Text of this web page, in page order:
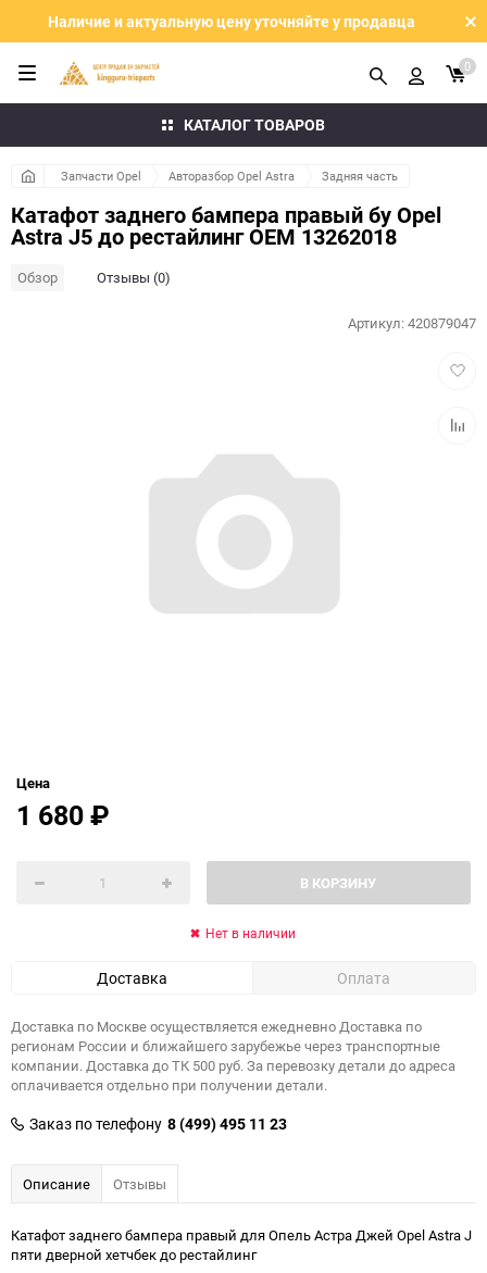
Наличие и актуальную цену уточняйте у продавца
КАТАЛОГ ТОВАРОВ
0
Запчасти Opel Авторазбор Opel Astra Задняя часть
Катафот заднего бампера правый бу Opel
Astra J5 до рестайлинг OEM 13262018
Обзор Отзывы (0)
Артикул:420879047
Цена
1 680₽
В КОРЗИНУ
Нет в наличии
Доставка Оплата
Доставка по Москве осуществляется ежедневно Доставка по
регионам России и ближайшего зарубежье через транспортные
компании. Доставка до ТК 500 руб. За перевозку детали до адреса
оплачивается отдельно при получении детали.
Заказ по телефону 8 (499) 495 11 23
Описание Отзывы
Катафот заднего бампера правый для Опель Астра Джей Opel Astra J
пяти дверной хетчбек до рестайлинг